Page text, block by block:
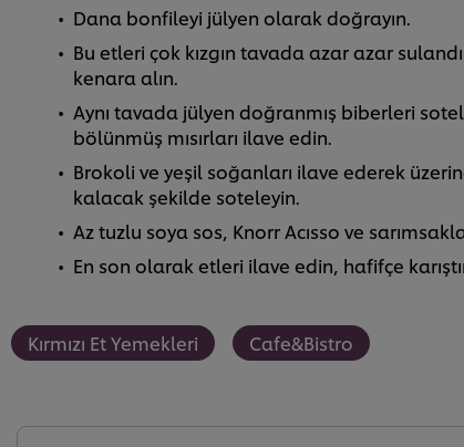
Dana bonfileyi jülyen olarak doğrayın.
Bu etleri çok kızgın tavada azar azar
kenara alın.
Aynı tavada jülyen doğranmış biberleri
bölünmüş mısırları ilave edin.
Brokoli ve yeşil soğanları ilave ederek
kalacak şekilde soteleyin.
Az tuzlu soya sos, Knorr Acısso ve
En son olarak etleri ilave edin, hafifçe
Kırmızı Et Yemekleri Cafe&Bistro